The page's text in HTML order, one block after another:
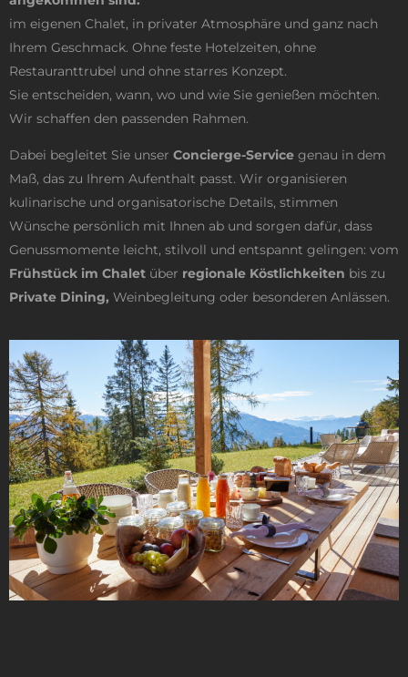
im eigenen Chalet, in privater Atmosphäre und ganz nach
Ihrem Geschmack. Ohne feste Hotelzeiten, ohne
Restauranttrubel und ohne starres Konzept.
Sie entscheiden, wann, wo und wie Sie genießen möchten.
Wir schaffen den passenden Rahmen.
Dabei begleitet Sie unser Concierge-Service genau in dem
Maß, das zu Ihrem Aufenthalt passt. Wir organisieren
kulinarische und organisatorische Details, stimmen
Wünsche persönlich mit Ihnen ab und sorgen dafür, dass
Genussmomente leicht, stilvoll und entspannt gelingen: vom
Frühstück im Chalet über regionale Köstlichkeiten bis zu
Private Dining, Weinbegleitung oder besonderen Anlässen.